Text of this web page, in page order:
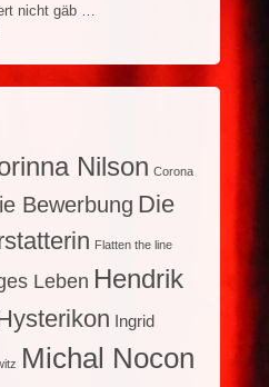
nicht gäb …
Nilson Corona
Bewerbung Die
Flatten the line
Leben Hendrik
Ingrid
Michal Nocon